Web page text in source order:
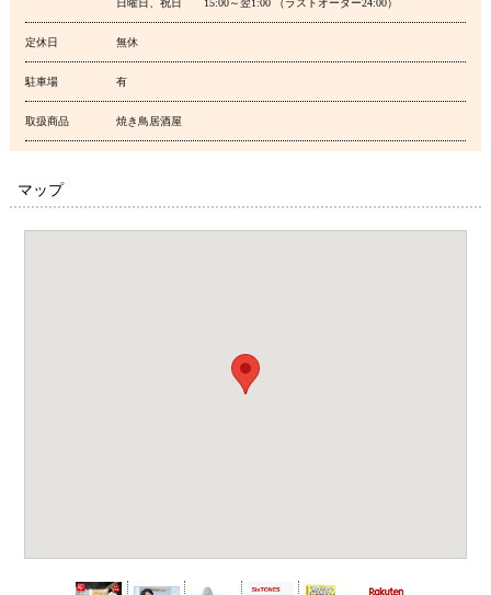
日曜日、祝日 15:00～翌1:00 （ラストオーダー24:00）
定休日 無休
駐車場 有
取扱商品 焼き鳥居酒屋
マップ